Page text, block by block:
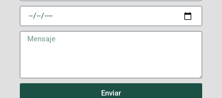
Enviar